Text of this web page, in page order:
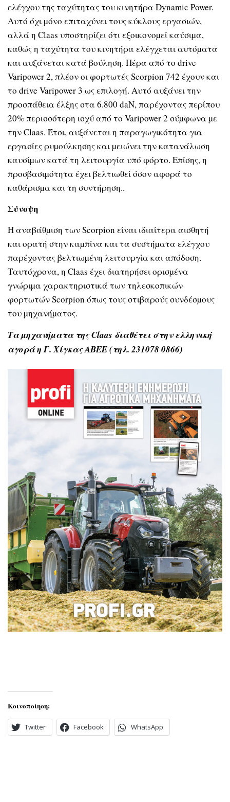
ελέγχου της ταχύτητας του κινητήρα Dynamic Power.
Αυτό όχι µόνο επιταχύνει τους κύκλους εργασιών,
αλλά η Claas υποστηρίζει ότι εξοικονοµεί καύσιµα,
καθώς η ταχύτητα του κινητήρα ελέγχεται αυτόµατα
και αυξάνεται κατά βούληση. Πέρα από το drive
Varipower 2, πλέον οι φορτωτές Scorpion 742 έχουν και
το drive Varipower 3 ως επιλογή. Αυτό αυξάνει την
προσπάθεια έλξης στα 6.800 daN, παρέχοντας περίπου
20% περισσότερη ισχύ από το Varipower 2 σύµφωνα µε
την Claas. Έτσι, αυξάνεται η παραγωγικότητα για
εργασίες ρυµούλκησης και µειώνει την κατανάλωση
καυσίµων κατά τη λειτουργία υπό φόρτο. Επίσης, η
προσβασιµότητα έχει βελτιωθεί όσον αφορά το
καθάρισµα και τη συντήρηση..
Σύνοψη
Η αναβάθµιση των Scorpion είναι ιδιαίτερα αισθητή
και ορατή στην καµπίνα και τα συστήµατα ελέγχου
παρέχοντας βελτιωµένη λειτουργία και απόδοση.
Ταυτόχρονα, η Claas έχει διατηρήσει ορισµένα
γνώριµα χαρακτηριστικά των τηλεσκοπικών
φορτωτών Scorpion όπως τους στιβαρούς συνδέσµους
του µηχανήµατος.
Τα µηχανήµατα της Claas διαθέτει στην ελληνική
αγορά η Γ. Χίγκας ΑΒΕΕ (τηλ. 231078 0866)
Κοινοποίηση:
Twitter Facebook WhatsApp